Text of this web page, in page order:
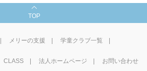
TOP
メリーの支援 学童クラブ一覧
CLASS 法人ホームページ お問い合わせ